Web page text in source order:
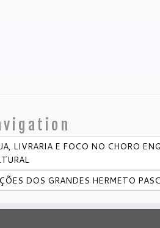
LIVRARIA E FOCO NO CHORO
DOS GRANDES HERMETO